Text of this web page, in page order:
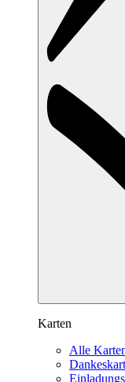
Karten
Alle